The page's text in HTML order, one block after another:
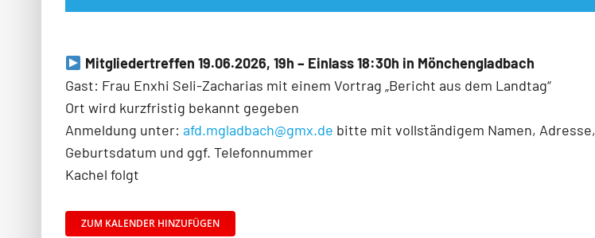
Mitgliedertreffen 19.06.2026, 19h – Einlass 18:30h in Mönchengladbach
Gast: Frau Enxhi Seli-Zacharias mit einem Vortrag „Bericht aus dem Landtag“
Ort wird kurzfristig bekannt gegeben
Anmeldung unter: afd.mgladbach@gmx.de bitte mit vollständigem Namen, Adresse,
Geburtsdatum und ggf. Telefonnummer
Kachel folgt
ZUM KALENDER HINZUFÜGEN